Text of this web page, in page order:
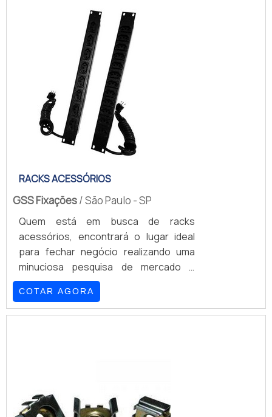
atingirá excelente custo-benefício
com comprometimento com os
resultados dos clientes.OUTRAS
INFORMAÇÕES SOBRE REGUA DE
TOMADAS PROFISSION...
RACKS ACESSÓRIOS
GSS Fixações/ São Paulo - SP
Quem está em busca de racks
acessórios, encontrará o lugar ideal
para fechar negócio realizando uma
minuciosa pesquisa de mercado e
achando detalhes sobre a líder da área
de atuação.OUTRAS INFORMAÇÕES
SOBRE RACKS ACESSÓRIOSQuem está
garante o que há de melhor...
COTAR AGORA